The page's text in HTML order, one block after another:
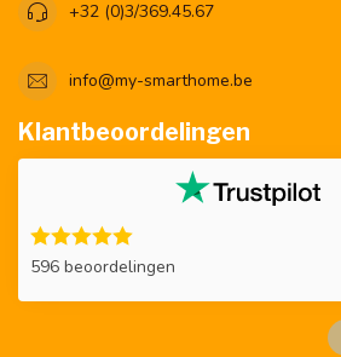
+32 (0)3/369.45.67
info@my-smarthome.be
Klantbeoordelingen
596 beoordelingen